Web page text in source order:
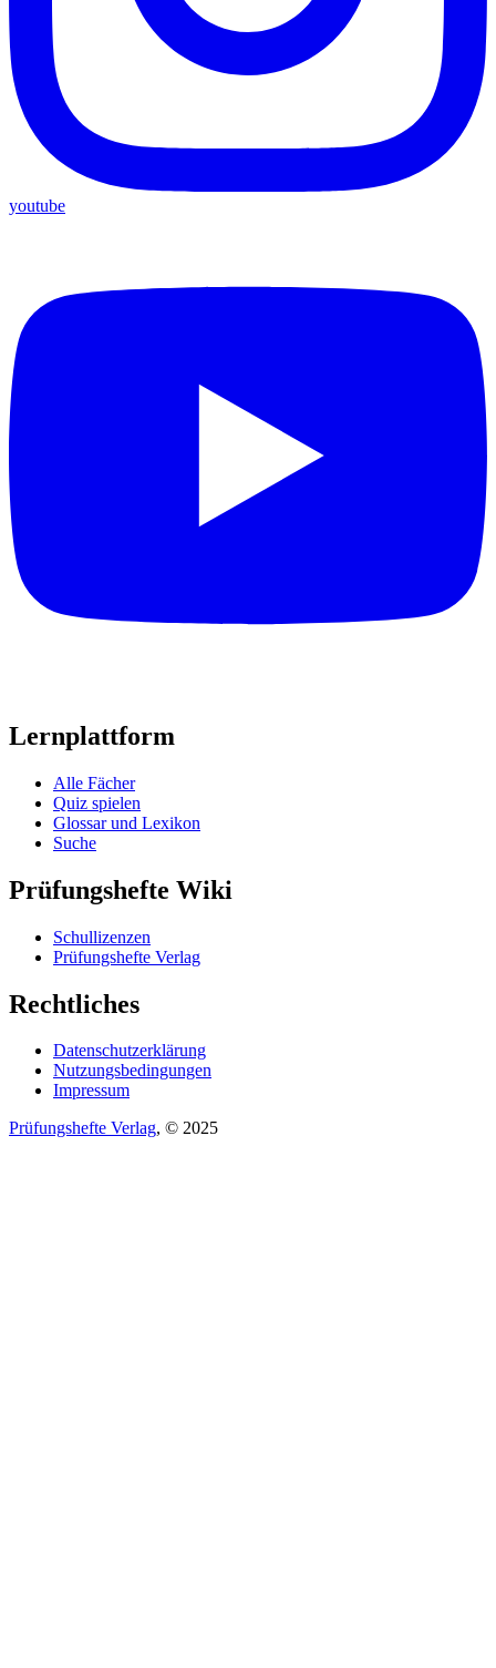
youtube
Lernplattform
Alle Fächer
Quiz spielen
Glossar und Lexikon
Suche
Prüfungshefte Wiki
Schullizenzen
Prüfungshefte Verlag
Rechtliches
Datenschutzerklärung
Nutzungsbedingungen
Impressum
Prüfungshefte Verlag, © 2025